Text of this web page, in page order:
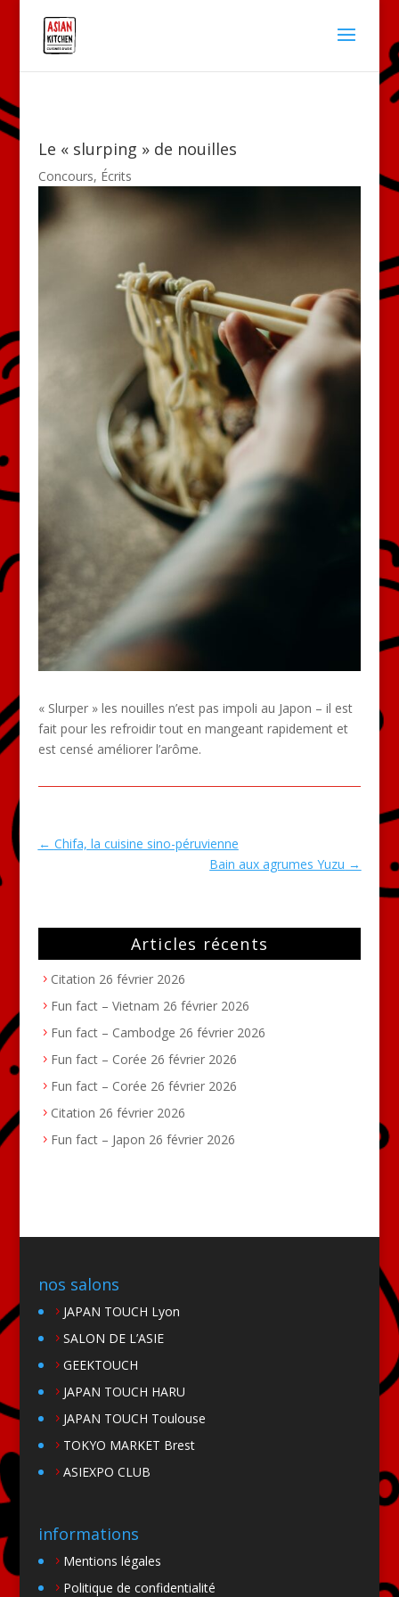
Le « slurping » de nouilles
Concours, Écrits
« Slurper » les nouilles n’est pas impoli au Japon – il est
fait pour les refroidir tout en mangeant rapidement et
est censé améliorer l’arôme.
← Chifa, la cuisine sino-péruvienne
Bain aux agrumes Yuzu →
Articles récents
Citation 26 février 2026
Fun fact – Vietnam 26 février 2026
Fun fact – Cambodge 26 février 2026
Fun fact – Corée 26 février 2026
Fun fact – Corée 26 février 2026
Citation 26 février 2026
Fun fact – Japon 26 février 2026
nos salons
JAPAN TOUCH Lyon
SALON DE L’ASIE
GEEKTOUCH
JAPAN TOUCH HARU
JAPAN TOUCH Toulouse
TOKYO MARKET Brest
ASIEXPO CLUB
informations
Mentions légales
Politique de confidentialité